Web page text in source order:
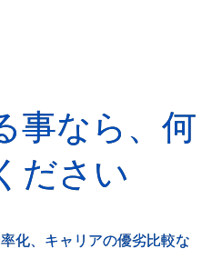
事なら、何
ださい
化、キャリアの優劣比較な